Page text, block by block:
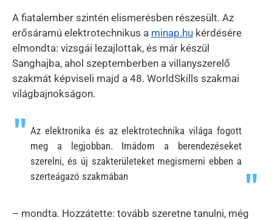
A fiatalember szintén elismerésben részesült. Az
erősáramú elektrotechnikus a minap.hu kérdésére
elmondta: vizsgái lezajlottak, és már készül
Sanghajba, ahol szeptemberben a villanyszerelő
szakmát képviseli majd a 48. WorldSkills szakmai
világbajnokságon.
Az elektronika és az elektrotechnika világa fogott
meg a legjobban. Imádom a berendezéseket
szerelni, és új szakterületeket megismerni ebben a
szerteágazó szakmában
– mondta. Hozzátette: tovább szeretne tanulni, még